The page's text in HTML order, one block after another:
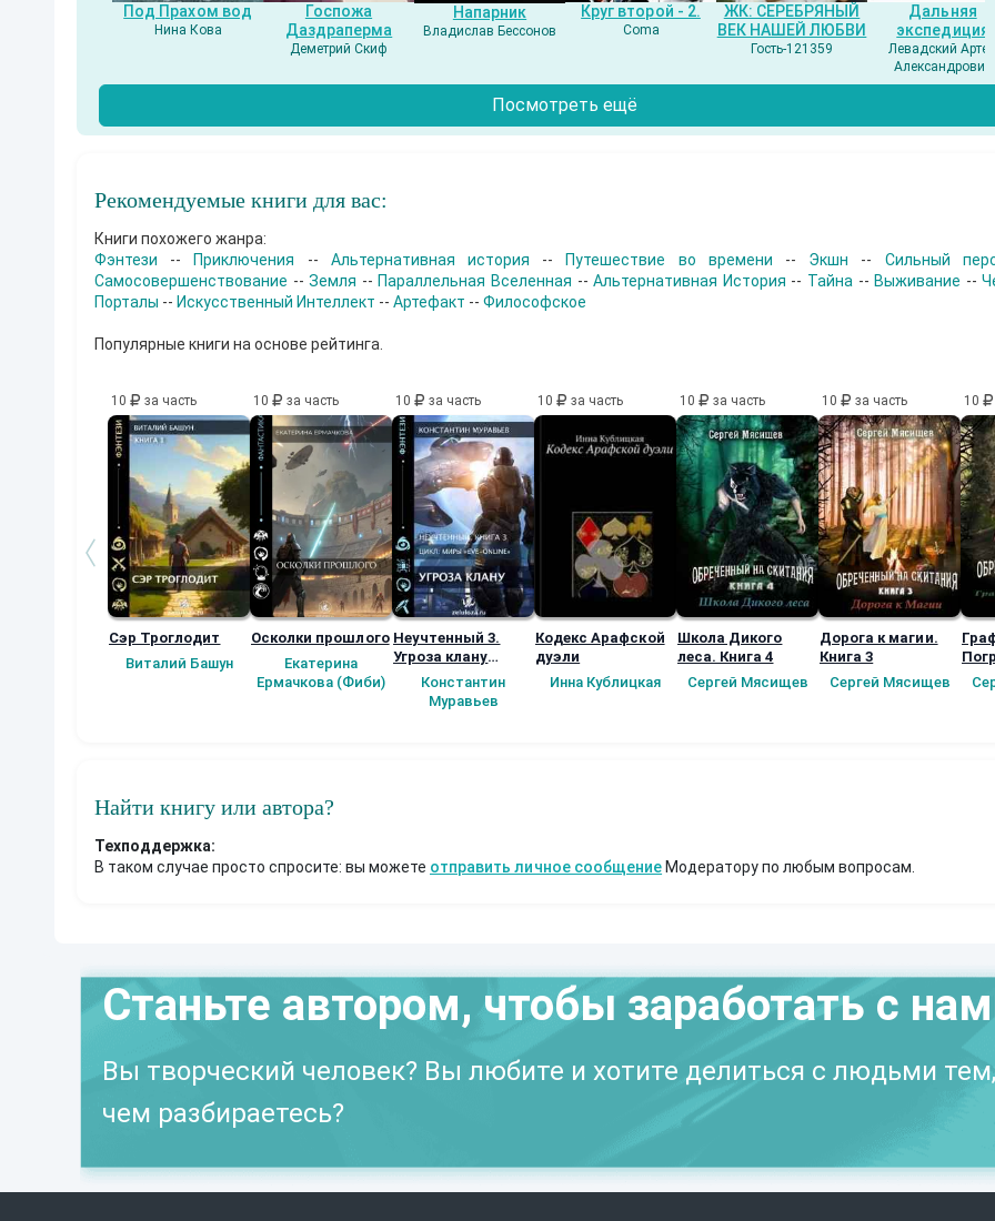
Под Прахом вод
Нина Кова
Госпожа
Даздраперма
Деметрий Скиф
Напарник
Владислав Бессонов
Круг второй - 2.
Coma
ЖК: СЕРЕБРЯНЫЙ
ВЕК НАШЕЙ ЛЮБВИ
Гость-121359
Дальняя
экспедиция
Левадский Артем
Александрович
Посмотреть ещё
Рекомендуемые книги для вас:
Книги похожего жанра:
Фэнтези -- Приключения -- Альтернативная история -- Путешествие во времени -- Экшн -- Сильный
Самосовершенствование --Земля -- Параллельная Вселенная --Альтернативная История -- Тайна -- Выживание --
Порталы -- Искусственный Интеллект -- Артефакт -- Философское
Популярные книги на основе рейтинга.
10 за часть
Сэр Троглодит
Виталий Башун
10 за часть
Осколки прошлого
Екатерина
Ермачкова (Фиби)
10 за часть
Неучтенный 3.
Угроза клану
(Альтернативное
продолжение)
Константин
Муравьев
10 за часть
Кодекс Арафской
дуэли
Инна Кублицкая
10 за часть
Школа Дикого
леса. Книга 4
Сергей Мясищев
10 за часть
Дорога к магии.
Книга 3
Сергей Мясищев
10
Найти книгу или автора?
Техподдержка:
В таком случае просто спросите: вы можете отправить личное сообщение Модератору по любым вопросам.
Станьте автором, чтобы заработать с
Вы творческий человек? Вы любите и хотите делиться с людьми
чем разбираетесь?